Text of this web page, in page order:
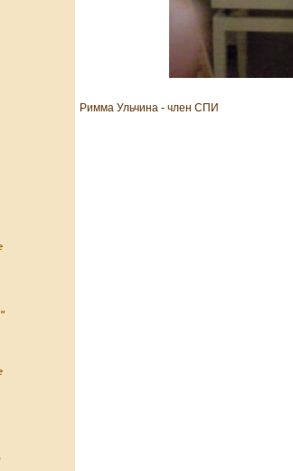
Римма Ульчина - член СПИ